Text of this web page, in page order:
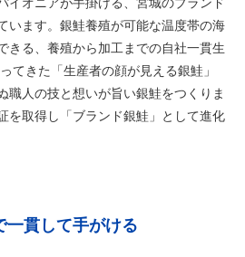
います。銀鮭養殖が可能な温度帯の海
きる、養殖から加工までの自社一貫生
てきた「生産者の顔が見える銀鮭」
職人の技と想いが旨い銀鮭をつくりま
を取得し「ブランド銀鮭」として進化
一貫して手がける